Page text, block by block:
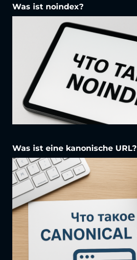
Was ist noindex?
Was ist eine kanonische URL?